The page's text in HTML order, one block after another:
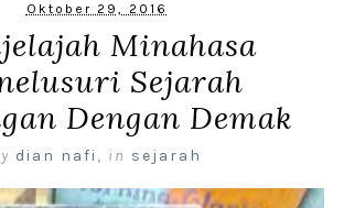
Oktober 29, 2016
Minahasa
Sejarah
Dengan Demak
dian nafi , in sejarah